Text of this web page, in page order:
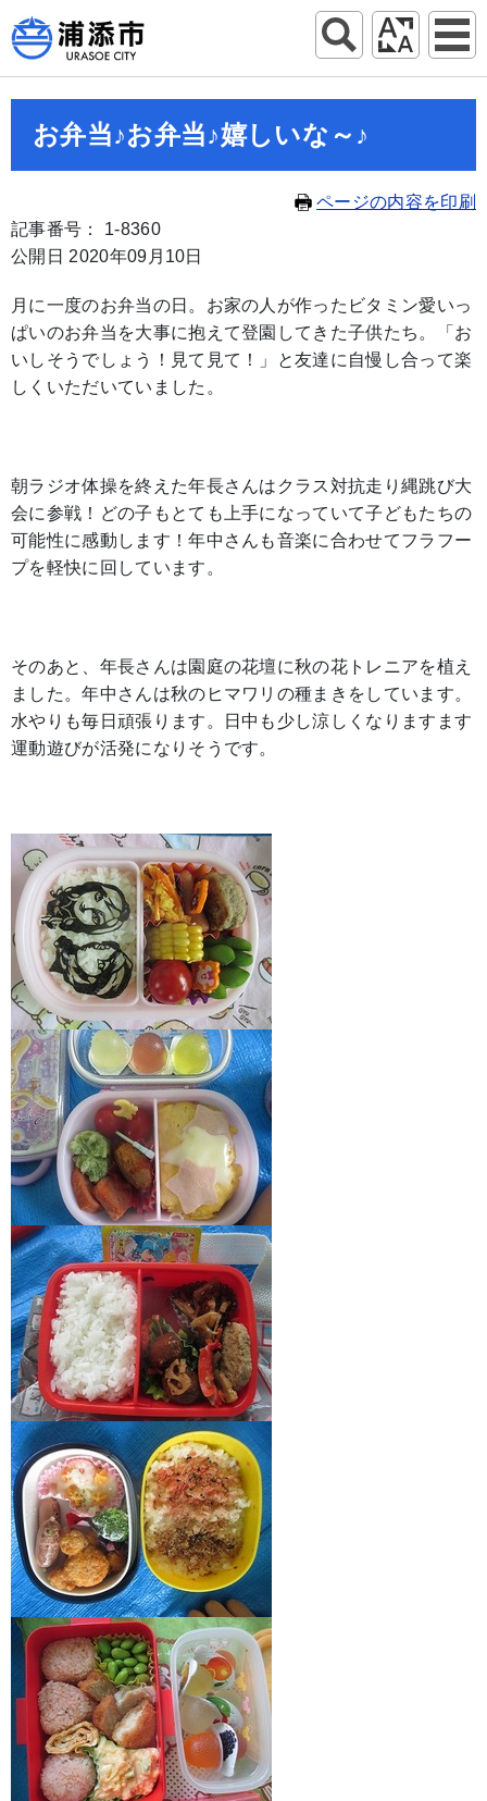
お弁当♪お弁当♪嬉しいな～♪
ページの内容を印刷
記事番号： 1-8360
公開日 2020年09月10日
月に一度のお弁当の日。お家の人が作ったビタミン愛いっ
ぱいのお弁当を大事に抱えて登園してきた子供たち。「お
いしそうでしょう！見て見て！」と友達に自慢し合って楽
しくいただいていました。
朝ラジオ体操を終えた年長さんはクラス対抗走り縄跳び大
会に参戦！どの子もとても上手になっていて子どもたちの
可能性に感動します！年中さんも音楽に合わせてフラフー
プを軽快に回しています。
そのあと、年長さんは園庭の花壇に秋の花トレニアを植え
ました。年中さんは秋のヒマワリの種まきをしています。
水やりも毎日頑張ります。日中も少し涼しくなりますます
運動遊びが活発になりそうです。